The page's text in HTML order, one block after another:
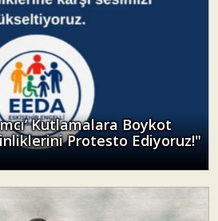
Kutlamalara Boykot
Protesto Ediyoruz!"